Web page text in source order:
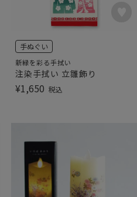
手ぬぐい
新緑を彩る手拭い
注染手拭い 立雛飾り
¥1,650 税込